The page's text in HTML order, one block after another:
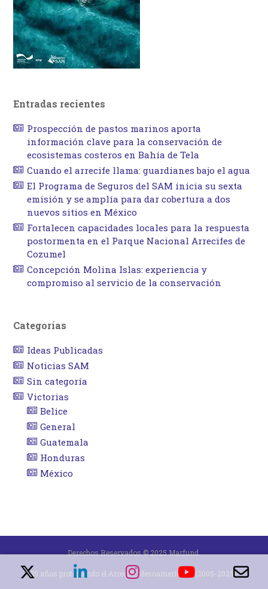
Entradas recientes
Prospección de pastos marinos aporta
información clave para la conservación de
ecosistemas costeros en Bahía de Tela
Cuando el arrecife llama: guardianes bajo el agua
El Programa de Seguros del SAM inicia su sexta
emisión y se amplía para dar cobertura a dos
nuevos sitios en México
Fortalecen capacidades locales para la respuesta
postormenta en el Parque Nacional Arrecifes de
Cozumel
Concepción Molina Islas: experiencia y
compromiso al servicio de la conservación
Categorías
Ideas Publicadas
Noticias SAM
Sin categoría
Victorias
Belice
General
Guatemala
Honduras
México
Derechos Reservados © 2025 Marfund.
20 años protegiendo el Arrecife Mesoamericano (2005-2025).